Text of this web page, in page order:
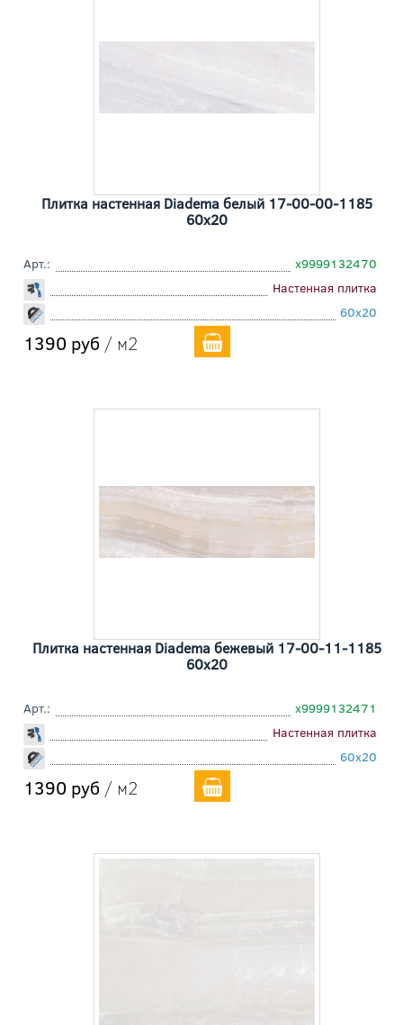
Плитка настенная Diadema белый 17-00-00-1185
60x20
Арт.:
х9999132470
Настенная плитка
60x20
1390 руб / м2
Плитка настенная Diadema бежевый 17-00-11-1185
60x20
Арт.:
х9999132471
Настенная плитка
60x20
1390 руб / м2